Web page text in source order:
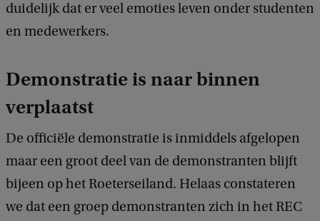
duidelijk dat er veel emoties leven onder studenten
en medewerkers.
Demonstratie is naar binnen
verplaatst
De officiële demonstratie is inmiddels afgelopen
maar een groot deel van de demonstranten blijft
bijeen op het Roeterseiland. Helaas constateren
we dat een groep demonstranten zich in het REC